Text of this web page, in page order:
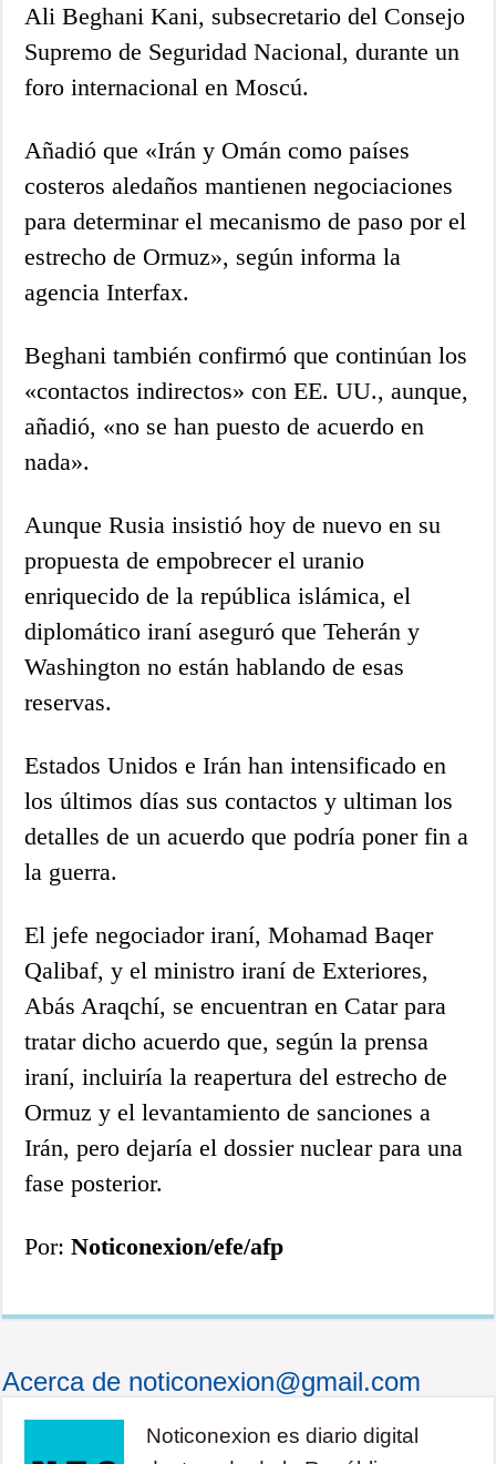
Ali Beghani Kani, subsecretario del Consejo
Supremo de Seguridad Nacional, durante un
foro internacional en Moscú.
Añadió que «Irán y Omán como países
costeros aledaños mantienen negociaciones
para determinar el mecanismo de paso por el
estrecho de Ormuz», según informa la
agencia Interfax.
Beghani también confirmó que continúan los
«contactos indirectos» con EE. UU., aunque,
añadió, «no se han puesto de acuerdo en
nada».
Aunque Rusia insistió hoy de nuevo en su
propuesta de empobrecer el uranio
enriquecido de la república islámica, el
diplomático iraní aseguró que Teherán y
Washington no están hablando de esas
reservas.
Estados Unidos e Irán han intensificado en
los últimos días sus contactos y ultiman los
detalles de un acuerdo que podría poner fin a
la guerra.
El jefe negociador iraní, Mohamad Baqer
Qalibaf, y el ministro iraní de Exteriores,
Abás Araqchí, se encuentran en Catar para
tratar dicho acuerdo que, según la prensa
iraní, incluiría la reapertura del estrecho de
Ormuz y el levantamiento de sanciones a
Irán, pero dejaría el dossier nuclear para una
fase posterior.
Por:Noticonexion/efe/afp
Acerca de noticonexion@gmail.com
Noticonexion es diario digital